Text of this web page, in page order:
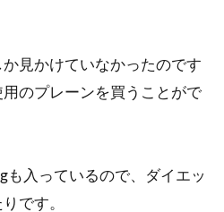
見かけていなかったのです
のプレーンを買うことがで
も入っているので、ダイエッ
です。